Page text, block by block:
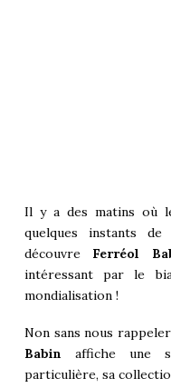
Il y a des matins où
quelques instants
découvre Ferréol
intéressant par le
mondialisation !
Non sans nous
Babin affiche une
particulière, sa